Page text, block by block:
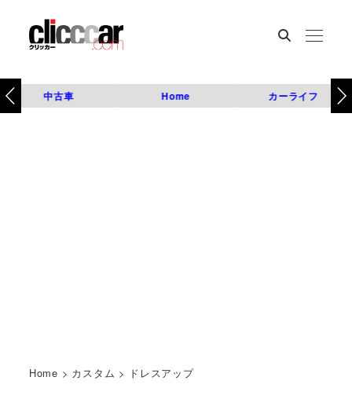
中古車 Home カーライフ
Home > カスタム > ドレスアップ